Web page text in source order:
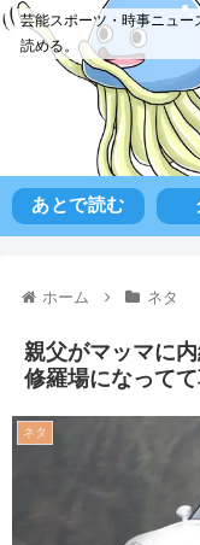
芸能スポーツ・時事ニュー
読める。
あとで読む
ホーム ネタ
親父がマッマに
修羅場になって
ネタ